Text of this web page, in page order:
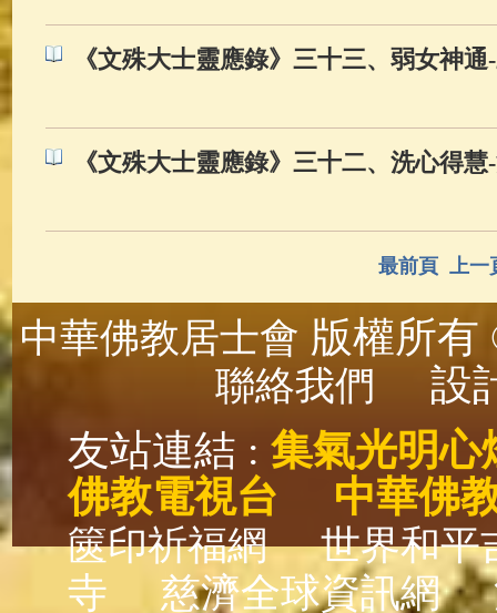
《文殊大士靈應錄》三十三、弱女神通
《文殊大士靈應錄》三十二、洗心得慧
最前頁 上一
中華佛教居士會 版權所
聯絡我們
設
友站連結 : 集氣光明心
佛教電視台
中華佛
篋印祈福網
世界和平
寺
慈濟全球資訊網